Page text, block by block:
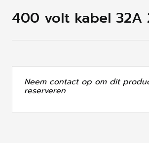
400 volt kabel 32A
Neem contact op om dit
reserveren